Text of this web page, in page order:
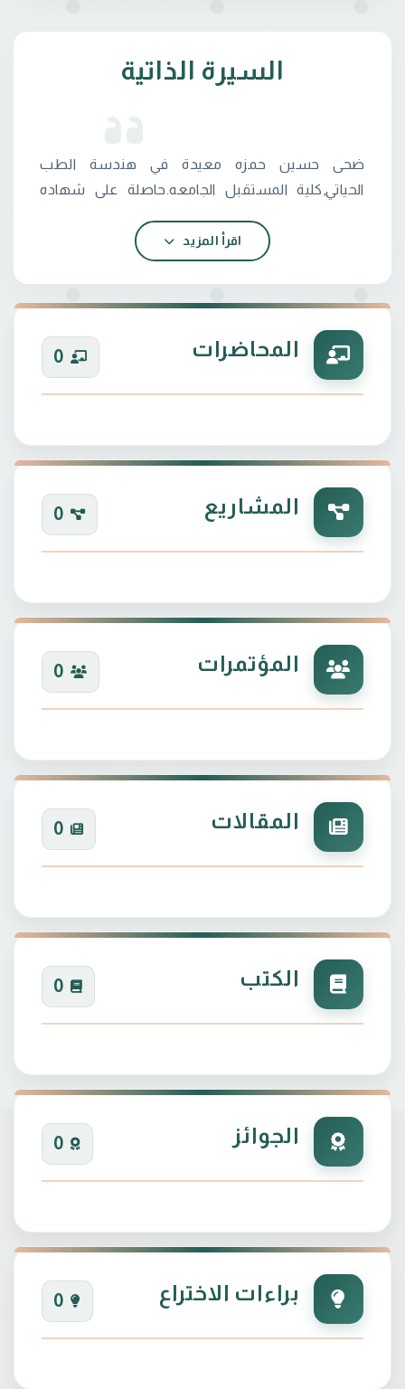
السيرة الذاتية
ضحى حسين حمزه معيدة في هندسة الطب
الحياتي,كلية المستقبل الجامعه.حاصلة على شهاده
1.شهاده مشاركة من جمعية نبضة الخاصة بمجال
2.شهادة مشاركة من مؤسسه فكرة عن اجهزة طبية
4.مهارتة في برامج الحاسوب جيده جدا
اقرأ المزيد
المحاضرات 0
المشاريع 0
المؤتمرات 0
المقالات 0
الكتب 0
الجوائز 0
براءات الاختراع 0